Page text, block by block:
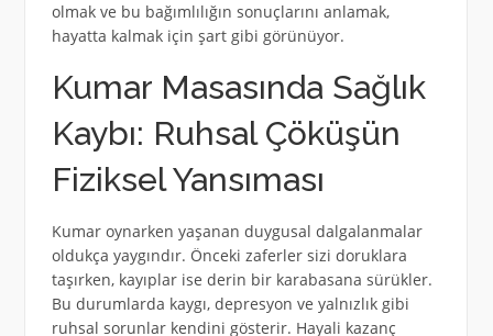
olmak ve bu bağımlılığın sonuçlarını anlamak,
hayatta kalmak için şart gibi görünüyor.
Kumar Masasında Sağlık
Kaybı: Ruhsal Çöküşün
Fiziksel Yansıması
Kumar oynarken yaşanan duygusal dalgalanmalar
oldukça yaygındır. Önceki zaferler sizi doruklara
taşırken, kayıplar ise derin bir karabasana sürükler.
Bu durumlarda kaygı, depresyon ve yalnızlık gibi
ruhsal sorunlar kendini gösterir. Hayali kazanç